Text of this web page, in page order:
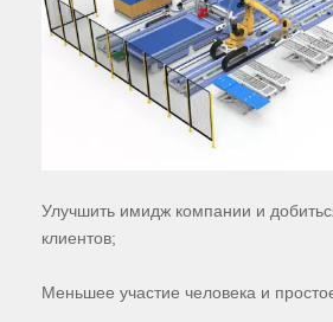
Улучшить имидж компании и
клиентов;
Меньшее участие человека и